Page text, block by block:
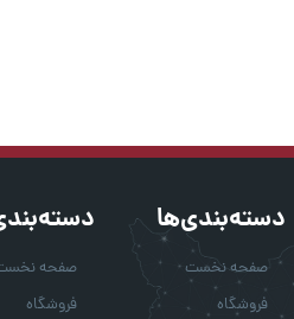
صفحه
فروشگاه
دسته‌بندی‌ها
صفحه نخست
فروشگاه